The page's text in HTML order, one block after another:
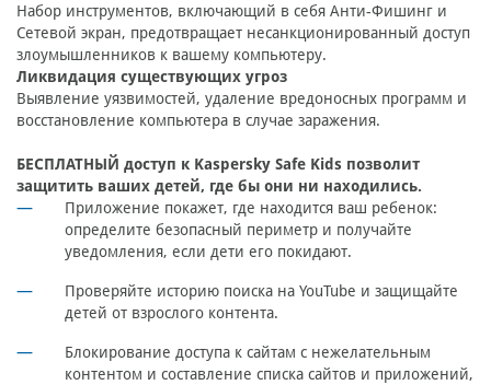
Набор инструментов, включающий в себя Анти-Фишинг и
Сетевой экран, предотвращает несанкционированный доступ
злоумышленников к вашему компьютеру.
Ликвидация существующих угроз
Выявление уязвимостей, удаление вредоносных программ и
восстановление компьютера в случае заражения.
БЕСПЛАТНЫЙ доступ к Kaspersky Safe Kids позволит
защитить ваших детей, где бы они ни находились.
Приложение покажет, где находится ваш ребенок:
определите безопасный периметр и получайте
уведомления, если дети его покидают.
Проверяйте историю поиска на YouTube и защищайте
детей от взрослого контента.
Блокирование доступа к сайтам с нежелательным
контентом и составление списка сайтов и приложений,